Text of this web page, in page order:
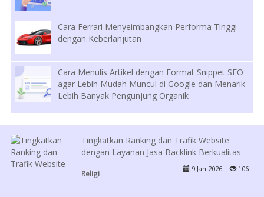
Cara Ferrari Menyeimbangkan Performa Tinggi
dengan Keberlanjutan
Cara Menulis Artikel dengan Format Snippet SEO
agar Lebih Mudah Muncul di Google dan Menarik
Lebih Banyak Pengunjung Organik
Tingkatkan Ranking dan Trafik Website
dengan Layanan Jasa Backlink Berkualitas
Religi
9 Jan 2026 | 106